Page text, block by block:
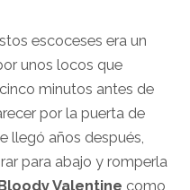
escoceses era un
unos locos que
minutos antes de
por la puerta de
llegó años después,
para abajo y romperla
Valentine como